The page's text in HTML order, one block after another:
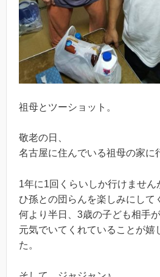
祖母とツーショット。
敬老の日、
名古屋に住んでいる祖母の家に
1年に1回くらいしか行けません
ひ孫との団らんを楽しみにして
何より半日、3歳の子ども相手
元気でいてくれていることが嬉
た。